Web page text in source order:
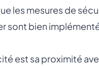
les mesures de
sont bien
est sa proximité